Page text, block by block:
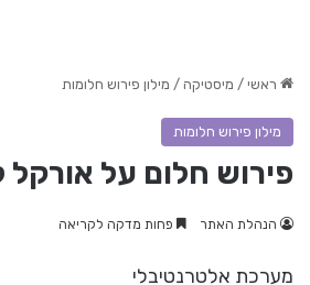
ראשי / מיסטיקה / מילון פירוש חלומות
מילון פירוש חלומות
פירוש חלום על
הנהלת האתר פחות מדקה לקריאה
מערכת אלטרנטיבלי